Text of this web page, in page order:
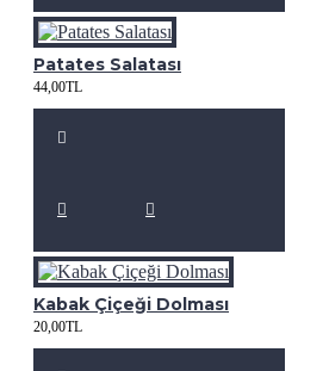
Patates Salatası
44,00TL
Kabak Çiçeği Dolması
20,00TL